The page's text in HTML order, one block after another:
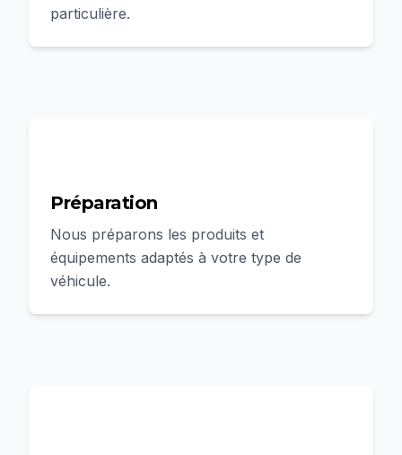
particulière.
Préparation
Nous préparons les produits et
équipements adaptés à votre type de
véhicule.